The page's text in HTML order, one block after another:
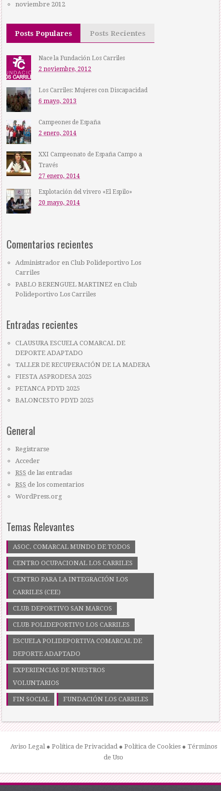
noviembre 2012
Posts Populares Posts Recientes
Nace la Fundación Los Carriles
2 noviembre, 2012
Los Carriles: Mujeres con Discapacidad
6 mayo, 2013
Campeones de España
2 enero, 2014
XXI Campeonato de España Campo a
Través
27 enero, 2014
Explotación del vivero «El Espilo»
20 mayo, 2014
Comentarios recientes
Administrador en Club Polideportivo Los
Carriles
PABLO BERENGUEL MARTINEZ en Club
Polideportivo Los Carriles
Entradas recientes
CLAUSURA ESCUELA COMARCAL DE
DEPORTE ADAPTADO
TALLER DE RECUPERACIÓN DE LA MADERA
FIESTA ASPRODESA 2025
PETANCA PDYD 2025
BALONCESTO PDYD 2025
General
Registrarse
Acceder
RSS de las entradas
RSS de los comentarios
WordPress.org
Temas Relevantes
ASOC. COMARCAL MUNDO DE TODOS
CENTRO OCUPACIONAL LOS CARRILES
CENTRO PARA LA INTEGRACIÓN LOS
CARRILES (CEE)
CLUB DEPORTIVO SAN MARCOS
CLUB POLIDEPORTIVO LOS CARRILES
ESCUELA POLIDEPORTIVA COMARCAL DE
DEPORTE ADAPTADO
EXPERIENCIAS DE NUESTROS
VOLUNTARIOS
FIN SOCIAL FUNDACIÓN LOS CARRILES
Aviso Legal● Política de Privacidad● Política de Cookies● Términos
de Uso